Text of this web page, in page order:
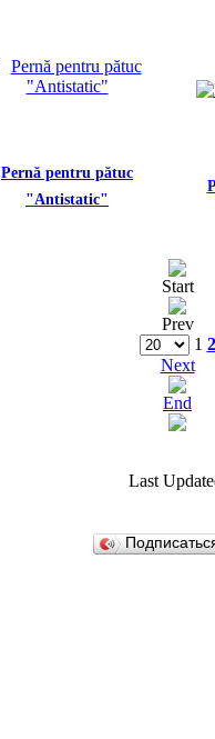
Pernă pentru pătuc
"Antistatic"
Start
Prev
1 2
Next
End
Last